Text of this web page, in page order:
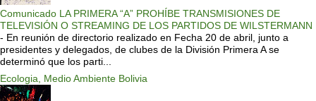
Comunicado LA PRIMERA “A” PROHÍBE TRANSMISIONES DE
TELEVISIÓN O STREAMING DE LOS PARTIDOS DE WILSTERMANN
- En reunión de directorio realizado en Fecha 20 de abril, junto a
presidentes y delegados, de clubes de la División Primera A se
determinó que los parti...
Ecologia, Medio Ambiente Bolivia